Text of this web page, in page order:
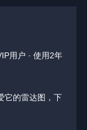
用户 · 使用2年
它的雷达图，下